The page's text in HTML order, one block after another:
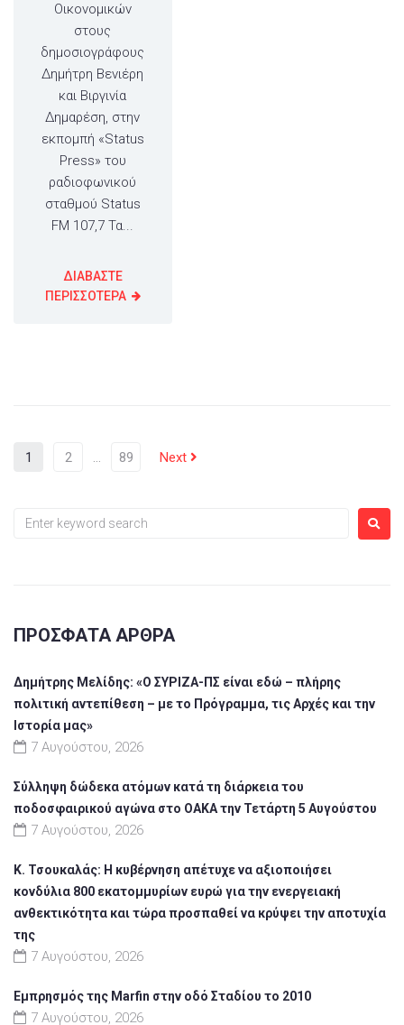
Οικονομικών
στους
δημοσιογράφους
Δημήτρη Βενιέρη
και Βιργινία
Δημαρέση, στην
εκπομπή «Status
Press» του
ραδιοφωνικού
σταθμού Status
FM 107,7 Τα...
ΔΙΑΒΑΣΤΕ
ΠΕΡΙΣΣΟΤΕΡΑ
1 2 … 89 Next
ΠΡΌΣΦΑΤΑ ΆΡΘΡΑ
Δημήτρης Μελίδης: «Ο ΣΥΡΙΖΑ-ΠΣ είναι εδώ – πλήρης
πολιτική αντεπίθεση – με το Πρόγραμμα, τις Αρχές και την
Ιστορία μας»
7 Αυγούστου, 2026
Σύλληψη δώδεκα ατόμων κατά τη διάρκεια του
ποδοσφαιρικού αγώνα στο ΟΑΚΑ την Τετάρτη 5 Αυγούστου
7 Αυγούστου, 2026
Κ. Τσουκαλάς: Η κυβέρνηση απέτυχε να αξιοποιήσει
κονδύλια 800 εκατομμυρίων ευρώ για την ενεργειακή
ανθεκτικότητα και τώρα προσπαθεί να κρύψει την αποτυχία
της
7 Αυγούστου, 2026
Εμπρησμός της Marfin στην οδό Σταδίου το 2010
7 Αυγούστου, 2026